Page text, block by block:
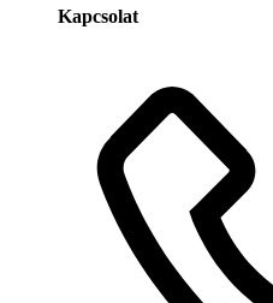
Kapcsolat